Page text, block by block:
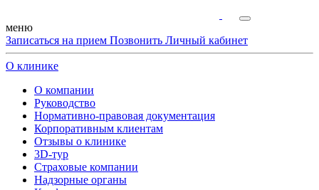
меню
Записаться на прием Позвонить Личный кабинет
О клинике
О компании
Руководство
Нормативно-правовая документация
Корпоративным клиентам
Отзывы о клинике
3D-тур
Страховые компании
Надзорные органы